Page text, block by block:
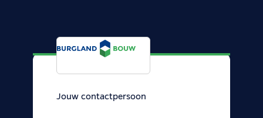
Jouw contactpersoon